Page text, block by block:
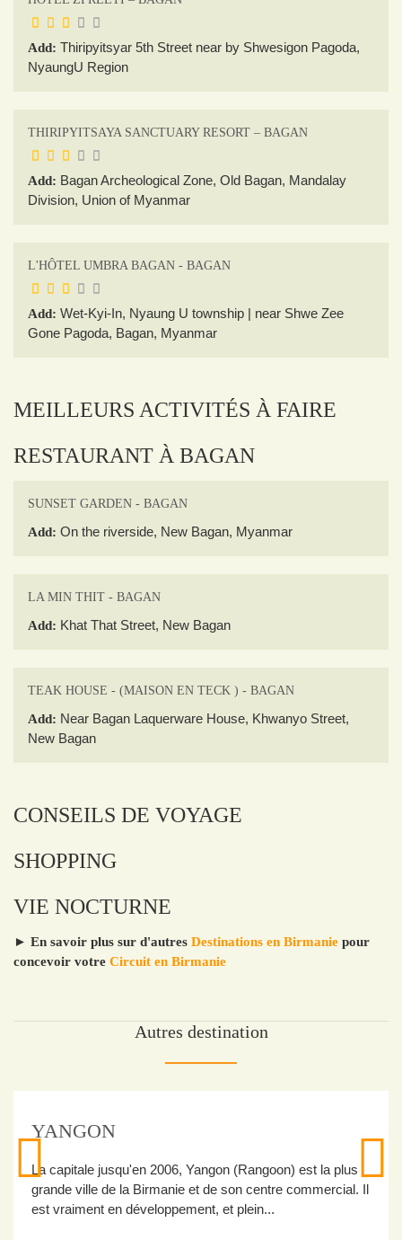
Add: Thiripyitsyar 5th Street near by Shwesigon Pagoda,
NyaungU Region
THIRIPYITSAYA SANCTUARY RESORT – BAGAN
Add: Bagan Archeological Zone, Old Bagan, Mandalay
Division, Union of Myanmar
L'HÔTEL UMBRA BAGAN - BAGAN
Add: Wet-Kyi-In, Nyaung U township | near Shwe Zee
Gone Pagoda, Bagan, Myanmar
MEILLEURS ACTIVITÉS À FAIRE
RESTAURANT À BAGAN
SUNSET GARDEN - BAGAN
Add: On the riverside, New Bagan, Myanmar
LA MIN THIT - BAGAN
Add: Khat That Street, New Bagan
TEAK HOUSE - (MAISON EN TECK ) - BAGAN
Add: Near Bagan Laquerware House, Khwanyo Street,
New Bagan
CONSEILS DE VOYAGE
SHOPPING
VIE NOCTURNE
► En savoir plus sur d'autres Destinations en Birmanie pour
concevoir votre Circuit en Birmanie
Autres destination
SAGAING
Sagaing était la capitale royale pendant seulement trois
ans avant qu’Inwa l’ait reprise en 1764, mais elle reste
une ville spirituelle importante attirant beaucoup...